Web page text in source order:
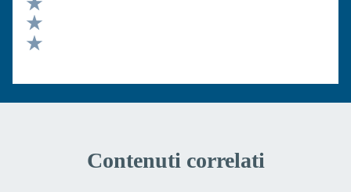
Valuta 3 stelle su 5
Valuta 2 stelle su 5
Contenuti correlati